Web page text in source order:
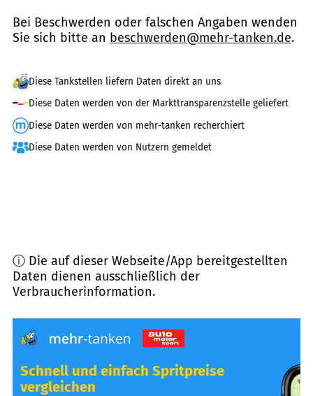
Bei Beschwerden oder falschen Angaben wenden
Sie sich bitte an beschwerden@mehr-tanken.de.
Diese Tankstellen liefern Daten direkt an uns
Diese Daten werden von der Markttransparenzstelle geliefert
Diese Daten werden von mehr-tanken recherchiert
Diese Daten werden von Nutzern gemeldet
ⓘ Die auf dieser Webseite/App bereitgestellten
Daten dienen ausschließlich der
Verbraucherinformation.
Schnell und einfach Spritpreise
vergleichen